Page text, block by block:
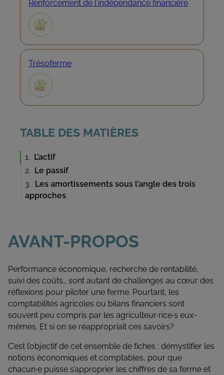
COMPTE
L'UTILISATEUR
Renforcement de l'indépendance financière
Trésoferme
TABLE DES MATIÈRES
L’actif
Le passif
Les amortissements sous l’angle des trois
approches
AVANT-PROPOS
Performance économique, recherche de rentabilité,
suivi des coûts… sont autant de challenges au cœur des
réflexions pour piloter une ferme. Pourtant, les
comptabilités agricoles ou bilans financiers sont
souvent peu compris par les agriculteur∙rice∙s eux-
mêmes. Et si on se réappropriait ces savoirs?
C’est l’objectif de cet ensemble de fiches : démystifier les
notions économiques et comptables, pour que
chacun∙e puisse s’approprier les chiffres de sa ferme et